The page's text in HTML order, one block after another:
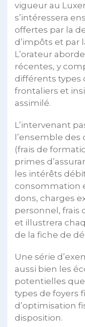
vigueur au
s’intéressera
offertes par la
d’impôts et par
L’orateur
récentes, y
différents types
frontaliers et
assimilé.
L’intervenant
l’ensemble
(frais de
primes
les intérêts
consommation
dons, charges
personnel, frais
et illustrera
de la fiche de
Une série
aussi bien les
potentielles
types de foyers
d’optimisation
disposition.